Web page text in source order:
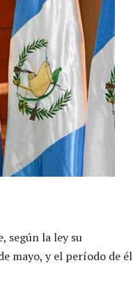
según la ley su
mayo, y el período de él